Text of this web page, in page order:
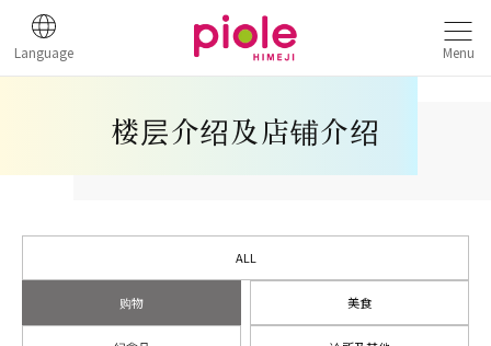
Language Menu
楼层介绍及店铺介绍
ALL
购物 美食